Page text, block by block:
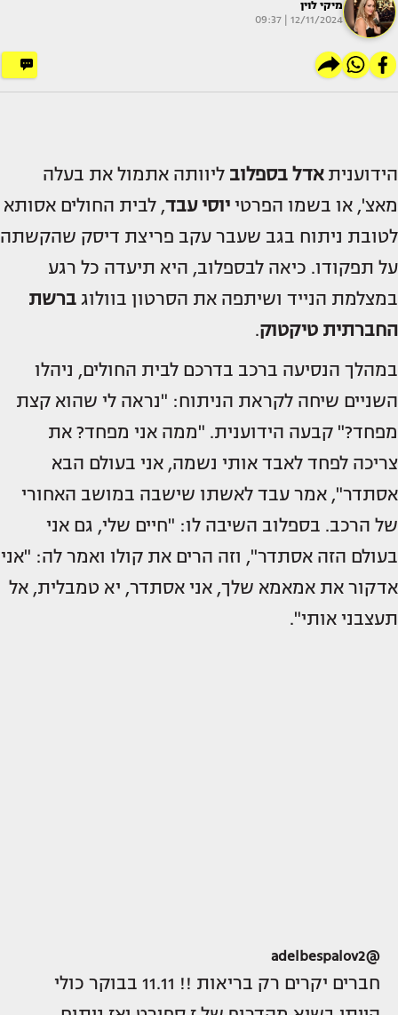
מיקי לוין
12/11/2024 | 09:37
הידועניתאדל בספלוב ליוותה אתמול את בעלה
מאצ', או בשמו הפרטי יוסי עבד, לבית החולים אסותא
לטובת ניתוח בגב שעבר עקב פריצת דיסק שהקשתה
על תפקודו. כיאה לבספלוב, היא תיעדה כל רגע
במצלמת הנייד ושיתפה את הסרטון בוולוג ברשת
החברתית טיקטוק.
במהלך הנסיעה ברכב בדרכם לבית החולים, ניהלו
השניים שיחה לקראת הניתוח: "נראה לי שהוא קצת
מפחד?" קבעה הידוענית. "ממה אני מפחד? את
צריכה לפחד לאבד אותי נשמה, אני בעולם הבא
אסתדר", אמר עבד לאשתו שישבה במושב האחורי
של הרכב. בספלוב השיבה לו: "חיים שלי, גם אני
בעולם הזה אסתדר", וזה הרים את קולו ואמר לה: "אני
אדקור את אמאמא שלך, אני אסתדר, יא טמבלית, אל
תעצבני אותי".
@adelbespalov2
חברים יקרים רק בריאות !! 11.11 בבוקר כולי